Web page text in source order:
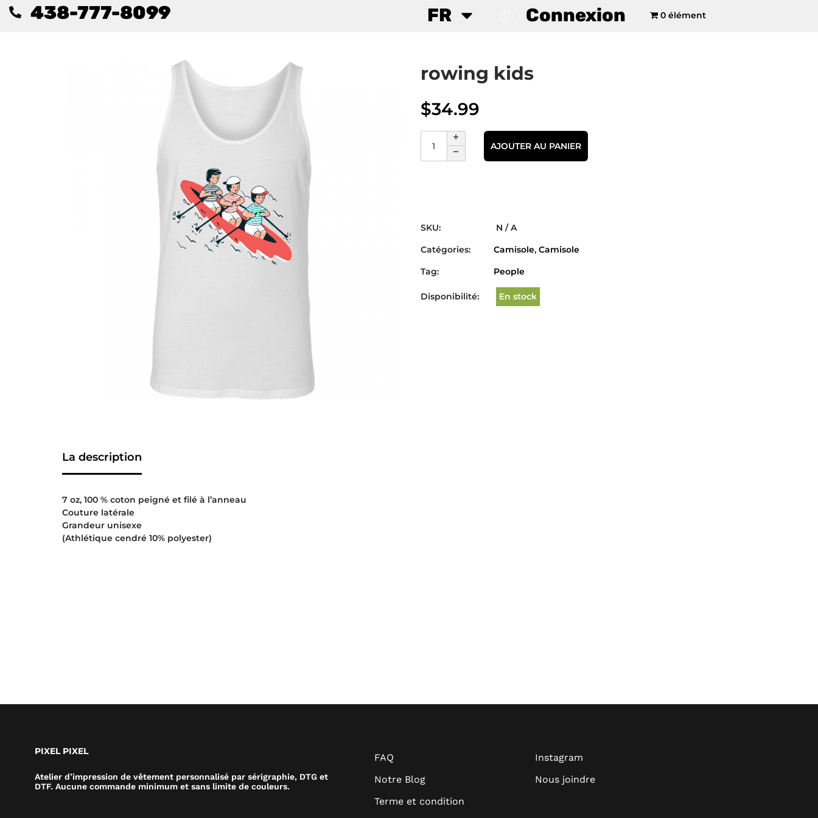
438-777-8099 FR Connexion 0 élément
rowing kids
$34.99
AJOUTER AU PANIER
SKU:
N / A
Catégories:
Camisole, Camisole
Tag:
People
Disponibilité: En stock
La description
7 oz, 100 % coton peigné et filé à l’anneau
Couture latérale
Grandeur unisexe
(Athlétique cendré 10% polyester)
PIXEL PIXEL
Atelier d’impression de vêtement personnalisé par sérigraphie, DTG et
DTF. Aucune commande minimum et sans limite de couleurs.
FAQ
Notre Blog
Terme et condition
Instagram
Nous joindre